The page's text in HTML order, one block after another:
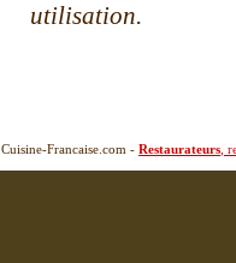
utilisation.
Cuisine-Francaise.com - Restaurateurs ,